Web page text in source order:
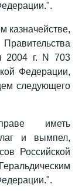
казначействе,
2004 г. N 703
Федерации,
следующего
иметь
и вымпел,
Российской